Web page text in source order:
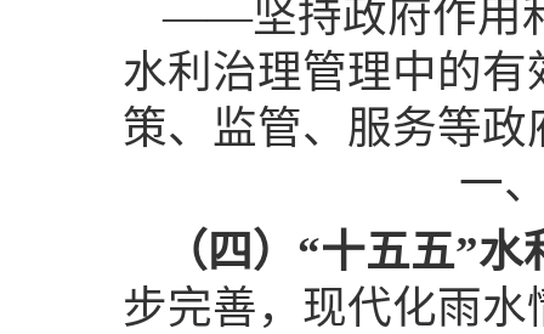
——坚持政府作用
水利治理管理中的
策、监管、服务等
一
（四）“十五五”
步完善，现代化雨